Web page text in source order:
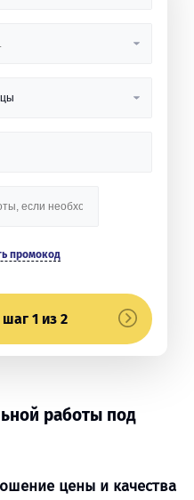
промокод
1 из 2
работы под
цены и качества